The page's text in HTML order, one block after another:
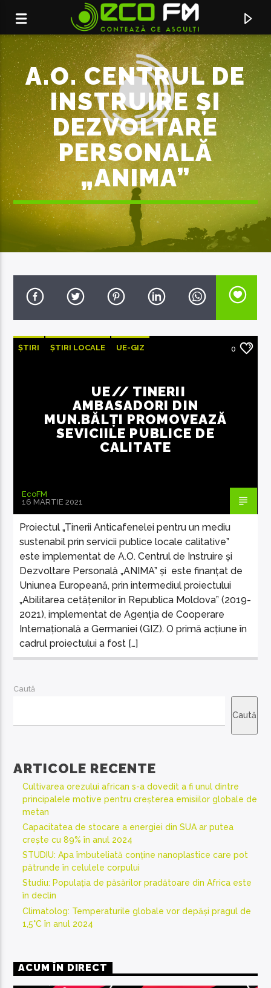
ACUM ÎN DIRECT
A.O. CENTRUL DE
INSTRUIRE ȘI
DEZVOLTARE
PERSONALĂ
„ANIMA”
ȘTIRI ȘTIRI LOCALE UE-GIZ 0
UE// TINERII
AMBASADORI DIN
MUN.BĂLȚI PROMOVEAZĂ
SEVICIILE PUBLICE DE
CALITATE
EcoFM
16 MARTIE 2021
Proiectul „Tinerii Anticafenelei pentru un mediu
sustenabil prin servicii publice locale calitative”
este implementat de A.O. Centrul de Instruire și
Dezvoltare Personală „ANIMA” și este finanțat de
Uniunea Europeană, prin intermediul proiectului
„Abilitarea cetățenilor în Republica Moldova” (2019-
2021), implementat de Agenția de Cooperare
Internațională a Germaniei (GIZ). O primă acțiune în
cadrul proiectului a fost […]
Caută
Caută
ARTICOLE RECENTE
Cultivarea orezului african s-a dovedit a fi unul dintre
principalele motive pentru creșterea emisiilor globale de
metan
Capacitatea de stocare a energiei din SUA ar putea
crește cu 89% în anul 2024
STUDIU: Apa îmbuteliată conține nanoplastice care pot
pătrunde în celulele corpului
Studiu: Populația de păsărilor pradătoare din Africa este
în declin
Climatolog: Temperaturile globale vor depăși pragul de
1,5°C în anul 2024
ACUM ÎN DIRECT